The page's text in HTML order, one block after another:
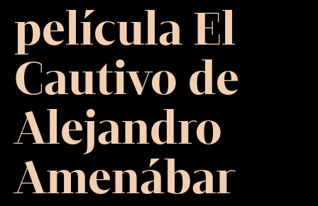
película El
Cautivo de
Alejandro
Amenábar